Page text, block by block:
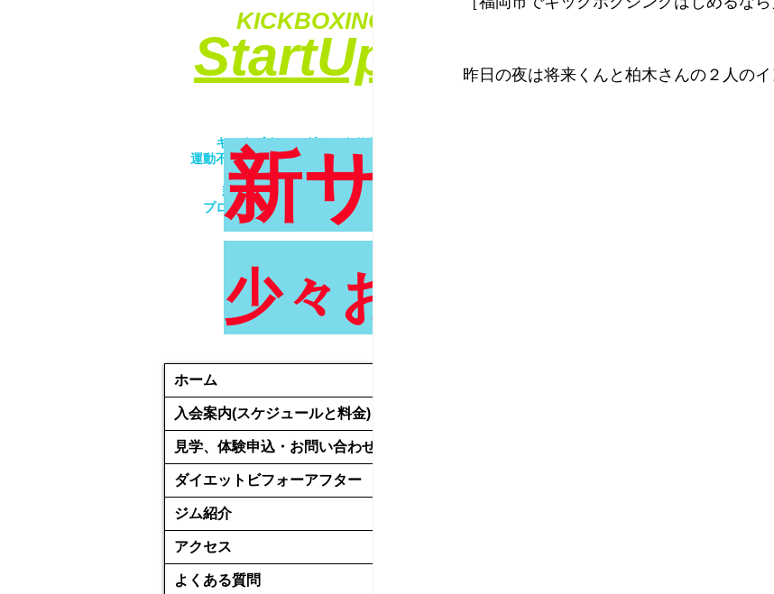
KICKBOXING&FITNESS
​StartUpGYM
ホーム
入会案内(スケジュールと料金)
見学、体験申込・お問い合わせ
ダイエットビフォーアフター
ジム紹介
アクセス
よくある質問
［重要］料金改定のお知らせ
​キックボクシングでエクササイズ
運動不足解消・ダイエット・ストレス発散
​女性・未経験者歓迎！！
親子で一緒にトレーニング！！
プロが優しく丁寧に指導致します！！
新サイトに移
少々お待ちください
昨日の夜は将来くんと柏木さんの２人の